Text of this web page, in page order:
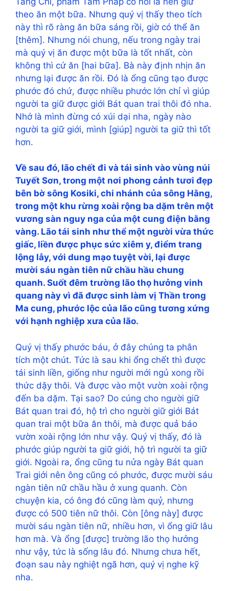
theo ăn một bữa. Nhưng quý vị thấy theo tích
này thì rõ ràng ăn bữa sáng rồi, giờ có thể ăn
[thêm]. Nhưng nói chung, nếu trong ngày trai
mà quý vị ăn được một bữa là tốt nhất, còn
không thì cứ ăn [hai bữa]. Bà này định nhịn ăn
nhưng lại được ăn rồi. Đó là ổng cũng tạo được
phước đó chứ, được nhiều phước lớn chỉ vì giúp
người ta giữ được giới Bát quan trai thôi đó nha.
Nhớ là mình đừng có xúi dại nha, ngày nào
người ta giữ giới, mình [giúp] người ta giữ thì tốt
hơn.
Về sau đó, lão chết đi và tái sinh vào vùng núi
Tuyết Sơn, trong một nơi phong cảnh tươi đẹp
bên bờ sông Kosiki, chi nhánh của sông Hằng,
trong một khu rừng xoài rộng ba dặm trên một
vương sàn nguy nga của một cung điện bằng
vàng. Lão tái sinh như thể một người vừa thức
giấc, liền được phục sức xiêm y, điểm trang
lộng lẫy, với dung mạo tuyệt vời, lại được
mười sáu ngàn tiên nữ chầu hầu chung
quanh. Suốt đêm trường lão thọ hưởng vinh
quang này vì đã được sinh làm vị Thần trong
Ma cung, phước lộc của lão cũng tương xứng
với hạnh nghiệp xưa của lão.
Quý vị thấy phước báu, ở đây chúng ta phân
tích một chút. Tức là sau khi ổng chết thì được
tái sinh liền, giống như người mới ngủ xong rồi
thức dậy thôi. Và được vào một vườn xoài rộng
đến ba dặm. Tại sao? Do cúng cho người giữ
Bát quan trai đó, hộ trì cho người giữ giới Bát
quan trai một bữa ăn thôi, mà được quả báo
vườn xoài rộng lớn như vậy. Quý vị thấy, đó là
phước giúp người ta giữ giới, hộ trì người ta giữ
giới. Ngoài ra, ổng cũng tu nửa ngày Bát quan
Trai giới nên ông cũng có phước, được mười sáu
ngàn tiên nữ chầu hầu ở xung quanh. Còn
chuyện kia, có ông đó cũng làm quỷ, nhưng
được có 500 tiên nữ thôi. Còn [ông này] được
mười sáu ngàn tiên nữ, nhiều hơn, vì ổng giữ lâu
hơn mà. Và ổng [được] trường lão thọ hưởng
như vậy, tức là sống lâu đó. Nhưng chưa hết,
đoạn sau này nghiệt ngã hơn, quý vị nghe kỹ
nha.